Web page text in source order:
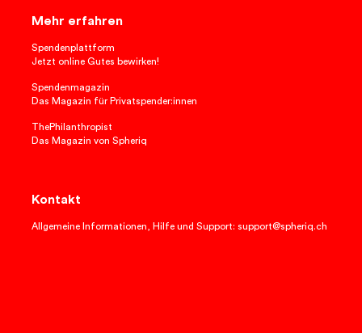
Mehr erfahren
Spendenplattform
Jetzt online Gutes bewirken!
Spendenmagazin
Das Magazin für Privatspender:innen
ThePhilanthropist
Das Magazin von Spheriq
Kontakt
Allgemeine Informationen, Hilfe und Support: support@spheriq.ch